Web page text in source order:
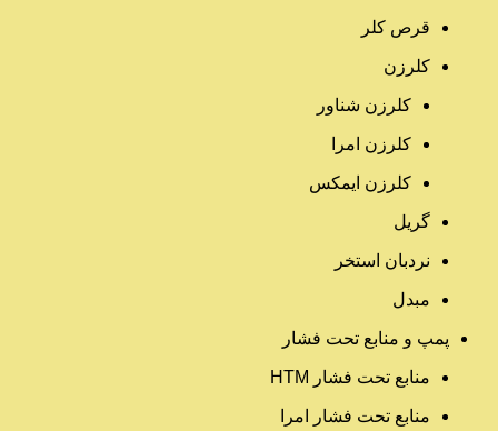
قرص کلر
کلرزن
کلرزن شناور
کلرزن امرا
کلرزن ایمکس
گریل
نردبان استخر
مبدل
پمپ و منابع تحت فشار
منابع تحت فشار HTM‎
منابع تحت فشار امرا